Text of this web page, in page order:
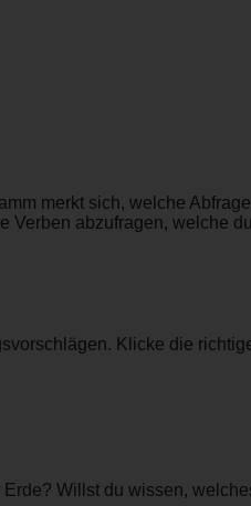
merkt sich, welche
Verben abzufragen, welche
Klicke die
Willst du wissen,